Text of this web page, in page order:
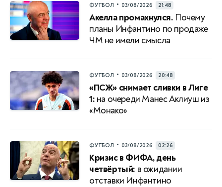
ФУТБОЛ • 03/08/2026 21:48
Акелла промахнулся. Почему
планы Инфантино по продаже
ЧМ не имели смысла
ФУТБОЛ • 03/08/2026 20:48
«ПСЖ» снимает сливки в Лиге
1: на очереди Манес Аклиуш из
«Монако»
ФУТБОЛ • 03/08/2026 02:26
Кризис в ФИФА, день
четвёртый: в ожидании
отставки Инфантино